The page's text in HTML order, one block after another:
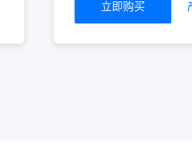
立即购买